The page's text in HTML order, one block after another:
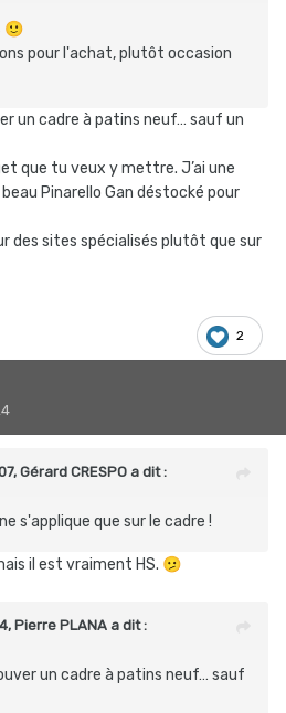
j'en dispose sur mon autre vélo,
roue larges et de freins à disque
route (suis-je vieux jeu ?
gros rouleur (~3500km/an
le moins sera le mieux. Je suis
🙂
pour l'achat, plutôt occasion
un cadre à patins neuf… sauf un
que tu veux y mettre. J’ai une
Pinarello Gan déstocké pour
des sites spécialisés plutôt que sur
2
Gérard CRESPO a dit :
s'applique que sur le cadre !
il est vraiment HS. 🫤
Pierre PLANA a dit :
un cadre à patins neuf… sauf